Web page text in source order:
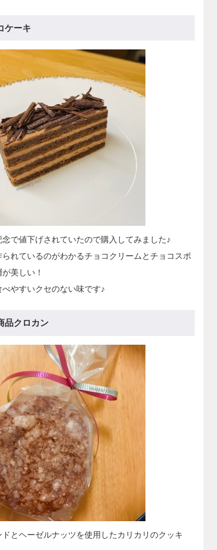
ケーキ
念で値下げされていたので購入してみました♪
られているのがわかるチョコクリームとチョコスポ
美しい！
やすいクセのない味です♪
品クロカン
ドとヘーゼルナッツを使用したカリカリのクッキ